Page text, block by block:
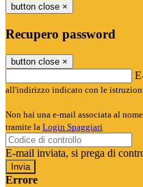
button close ×
Recupero password
button close ×
all'indirizzo indicato con le
Non hai una e-mail associata al
tramite la Login Spaggiari
E-mail inviata, si prega di
Errore